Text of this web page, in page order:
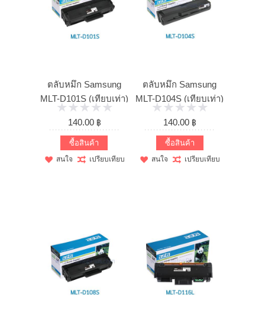
ตลับหมึก Samsung
MLT-D101S (เทียบเท่า)
140.00 ฿
ซื้อสินค้า
สนใจ เปรียบเทียบ
ตลับหมึก Samsung
MLT-D104S (เทียบเท่า)
140.00 ฿
ซื้อสินค้า
สนใจ เปรียบเทียบ